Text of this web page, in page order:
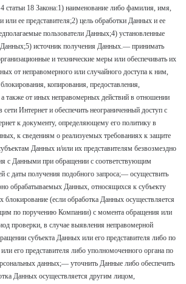
статьи 18 Закона:1) наименование либо фамилия, имя,
или ее представителя;2) цель обработки Данных и ее
пользователи Данных;4) установленные
Данных;5) источник получения Данных.— принимать
и технические меры или обеспечивать их
от неправомерного или случайного доступа к ним,
копирования, предоставления,
также от иных неправомерных действий в отношении
Интернет и обеспечить неограниченный доступ с
к документу, определяющему его политику в
к сведениям о реализуемых требованиях к защите
Данных и/или их представителям безвозмездно
с Данными при обращении с соответствующим
с даты получения подобного запроса;— осуществить
обрабатываемых Данных, относящихся к субъекту
блокирование (если обработка Данных осуществляется
по поручению Компании) с момента обращения или
проверки, в случае выявления неправомерной
субъекта Данных или его представителя либо по
его представителя либо уполномоченного органа по
данных;— уточнить Данные либо обеспечить
Данных осуществляется другим лицом,